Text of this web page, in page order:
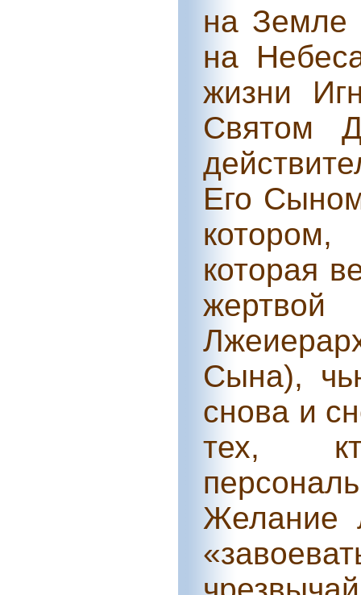
на Земле
на
жизни
Святом
Его
котором,
которая
Сына),
снова и
тех,
Желание